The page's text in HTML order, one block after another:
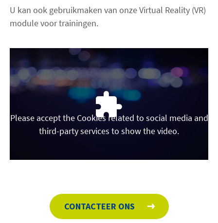
U kan ook gebruikmaken van onze Virtual Reality (VR)
module voor trainingen.
Please accept the Cookies related to social media and
third-party services to show the video.
CONTACTEER ONS